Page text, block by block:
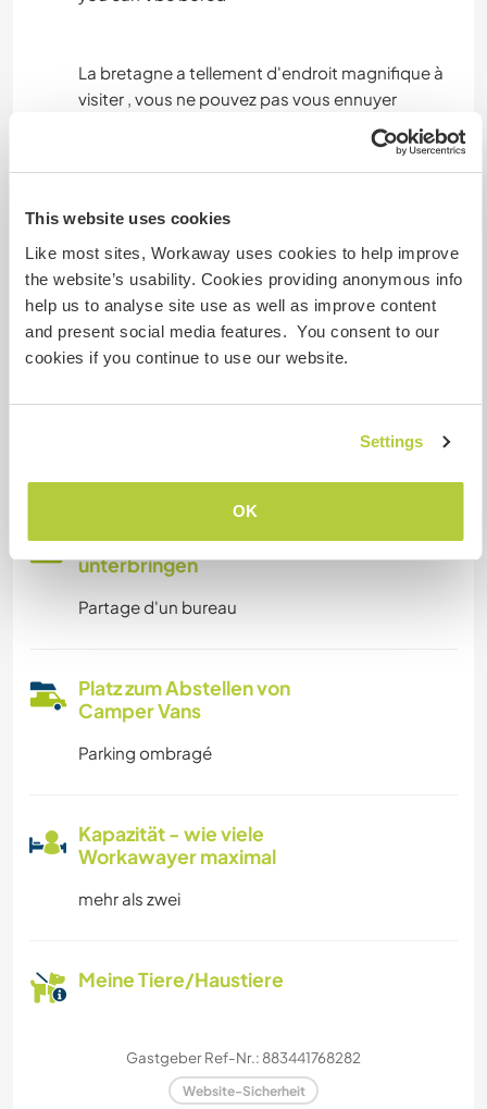
This website uses cookies
Like most sites, Workaway uses cookies to help improve
the website’s usability. Cookies providing anonymous info
help us to analyse site use as well as improve content
and present social media features. You consent to our
cookies if you continue to use our website.
Settings
OK
La bretagne a tellement d'endroit magnifique à
visiter , vous ne pouvez pas vous ennuyer
Etwas mehr Information
Internet Zugang
Eingeschränkter Internet Zugang
Wir besitzen Tiere
Wir sind Raucher
Kann Digital Nomads
unterbringen
Partage d'un bureau
Platz zum Abstellen von
Camper Vans
Parking ombragé
Kapazität - wie viele
Workawayer maximal
mehr als zwei
Meine Tiere/Haustiere
Gastgeber Ref-Nr.: 883441768282
Website-Sicherheit